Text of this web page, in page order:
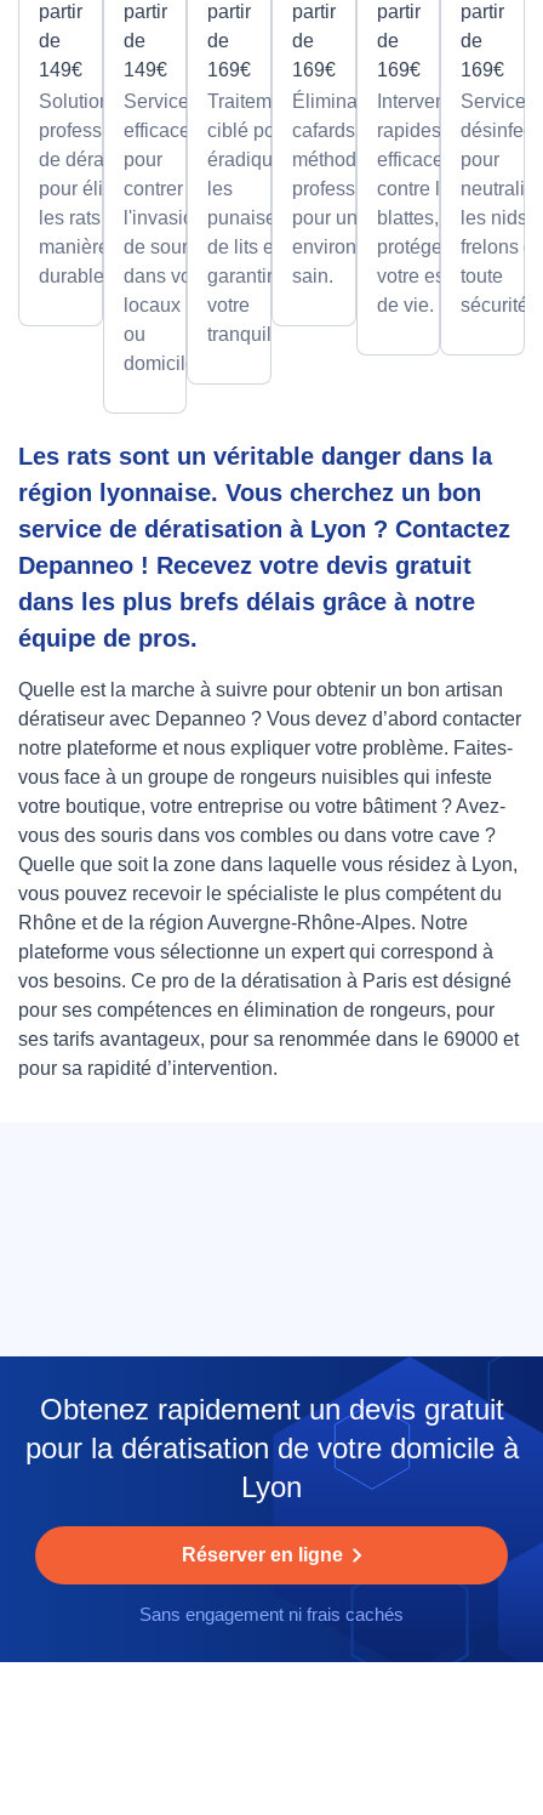
partir
de
149€
Solutions
professionnelles
de dératisation
pour éliminer
les rats de
manière sûre et
durable.
partir
de
149€
Services
efficaces
pour
contrer
l'invasion
de souris
dans vos
locaux
ou
domicile.
partir
de
169€
Traitement
ciblé pour
éradiquer
les
punaises
de lits et
garantir
votre
tranquillité.
partir
de
169€
Élimination des
cafards avec des
méthodes
professionnelles,
pour un
environnement
sain.
partir
de
169€
Interventions
rapides et
efficaces
contre les
blattes, pour
protéger
votre espace
de vie.
partir
de
169€
Services
pour
les nids
frelons
toute
sécurité.
Les rats sont un véritable danger dans la
région lyonnaise. Vous cherchez un bon
service de dératisation à Lyon ? Contactez
Depanneo ! Recevez votre devis gratuit
dans les plus brefs délais grâce à notre
équipe de pros.
Quelle est la marche à suivre pour obtenir un bon artisan
dératiseur avec Depanneo ? Vous devez d’abord contacter
notre plateforme et nous expliquer votre problème. Faites-
vous face à un groupe de rongeurs nuisibles qui infeste
votre boutique, votre entreprise ou votre bâtiment ? Avez-
vous des souris dans vos combles ou dans votre cave ?
Quelle que soit la zone dans laquelle vous résidez à Lyon,
vous pouvez recevoir le spécialiste le plus compétent du
Rhône et de la région Auvergne-Rhône-Alpes. Notre
plateforme vous sélectionne un expert qui correspond à
vos besoins. Ce pro de la dératisation à Paris est désigné
pour ses compétences en élimination de rongeurs, pour
ses tarifs avantageux, pour sa renommée dans le 69000 et
pour sa rapidité d’intervention.
Obtenez rapidement un devis gratuit
pour la dératisation de votre domicile à
Lyon
Réserver en ligne
Sans engagement ni frais cachés